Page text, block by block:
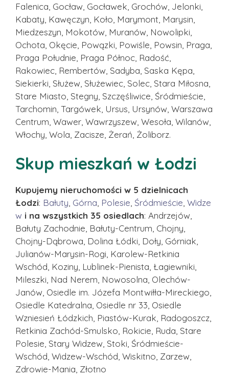
Falenica, Gocław, Gocławek, Grochów, Jelonki,
Kabaty, Kawęczyn, Koło, Marymont, Marysin,
Miedzeszyn, Mokotów, Muranów, Nowolipki,
Ochota, Okęcie, Powązki, Powiśle, Powsin, Praga,
Praga Południe, Praga Północ, Radość,
Rakowiec, Rembertów, Sadyba, Saska Kępa,
Siekierki, Służew, Służewiec, Solec, Stara Miłosna,
Stare Miasto, Stegny, Szczęśliwice, Śródmieście,
Tarchomin, Targówek, Ursus, Ursynów, Warszawa
Centrum, Wawer, Wawrzyszew, Wesoła, Wilanów,
Włochy, Wola, Zacisze, Żerań, Żoliborz.
Skup mieszkań w Łodzi
Kupujemy nieruchomości w 5 dzielnicach
Łodzi: Bałuty, Górna, Polesie, Śródmieście, Widze
w i na wszystkich 35 osiedlach: Andrzejów,
Bałuty Zachodnie, Bałuty-Centrum, Chojny,
Chojny-Dąbrowa, Dolina Łódki, Doły, Górniak,
Julianów-Marysin-Rogi, Karolew-Retkinia
Wschód, Koziny, Lublinek-Pienista, Łagiewniki,
Mileszki, Nad Nerem, Nowosolna, Olechów-
Janów, Osiedle im. Józefa Montwiłła-Mireckiego,
Osiedle Katedralna, Osiedle nr 33, Osiedle
Wzniesień Łódzkich, Piastów-Kurak, Radogoszcz,
Retkinia Zachód-Smulsko, Rokicie, Ruda, Stare
Polesie, Stary Widzew, Stoki, Śródmieście-
Wschód, Widzew-Wschód, Wiskitno, Zarzew,
Zdrowie-Mania, Złotno